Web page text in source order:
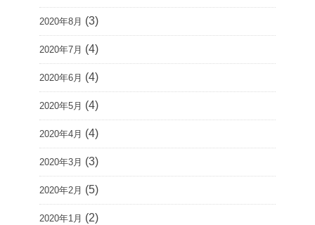
2020年8月 (3)
2020年7月 (4)
2020年6月 (4)
2020年5月 (4)
2020年4月 (4)
2020年3月 (3)
2020年2月 (5)
2020年1月 (2)